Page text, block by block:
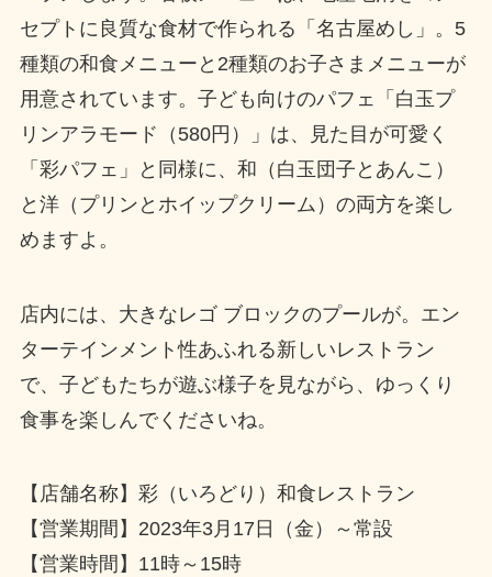
セプトに良質な食材で作られる「名古屋めし」。5
種類の和食メニューと2種類のお子さまメニューが
用意されています。子ども向けのパフェ「白玉プ
リンアラモード（580円）」は、見た目が可愛く
「彩パフェ」と同様に、和（白玉団子とあんこ）
と洋（プリンとホイップクリーム）の両方を楽し
めますよ。
店内には、大きなレゴ ブロックのプールが。エン
ターテインメント性あふれる新しいレストラン
で、子どもたちが遊ぶ様子を見ながら、ゆっくり
食事を楽しんでくださいね。
【店舗名称】彩（いろどり）和食レストラン
【営業期間】2023年3月17日（金）～常設
【営業時間】11時～15時